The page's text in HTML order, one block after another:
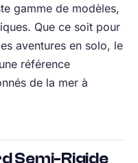
gamme de modèles,
Que ce soit pour
aventures en solo, le
référence
de la mer à
Semi-Rigide